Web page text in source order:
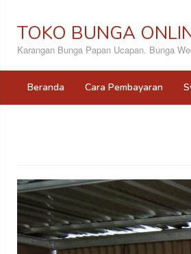
TOKO BUNGA
Karangan Bunga Papan Ucapan. Bunga
Beranda Cara Pembayaran